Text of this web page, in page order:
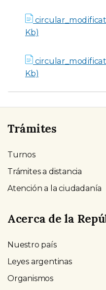
Kb)
Kb)
Trámites
Turnos
Trámites a distancia
Atención a la ciudadanía
Acerca de la
Nuestro país
Leyes argentinas
Organismos